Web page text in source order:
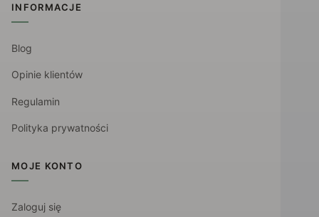
INFORMACJE
Blog
Opinie klientów
Regulamin
Polityka prywatności
MOJE KONTO
Zaloguj się